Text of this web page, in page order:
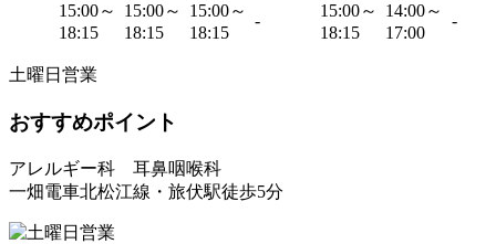
15:00～
18:15
15:00～
18:15
15:00～
18:15
-
15:00～
18:15
14:00～
17:00
-
土曜日営業
おすすめポイント
アレルギー科 耳鼻咽喉科
一畑電車北松江線・旅伏駅徒歩5分